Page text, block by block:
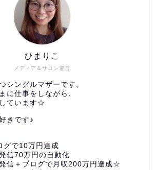
メディア＆サロン運営
ひまりこ
シングルマザーです。
に仕事をしながら、
ています☆
きです♪
グで10万円達成
信70万円の自動化
信＋ブログで月収200万円達成☆